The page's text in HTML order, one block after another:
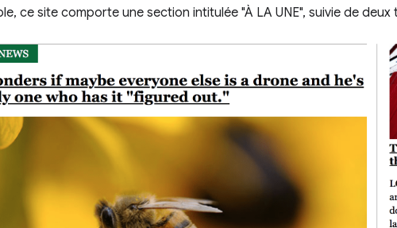
ce site comporte une section intitulée "À LA UNE", suivie de deux